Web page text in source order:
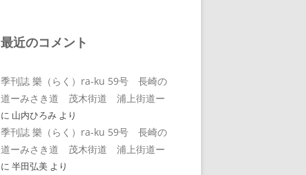
最近のコメント
季刊誌 樂（らく）ra-ku 59号 長崎の
道ーみさき道 茂木街道 浦上街道ー
に 山内ひろみ より
季刊誌 樂（らく）ra-ku 59号 長崎の
道ーみさき道 茂木街道 浦上街道ー
に 半田弘美 より